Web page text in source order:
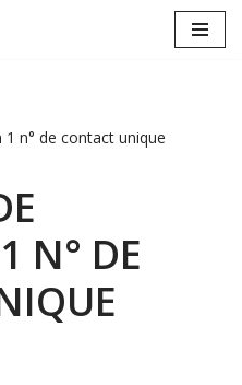
n° de contact unique
N° DE